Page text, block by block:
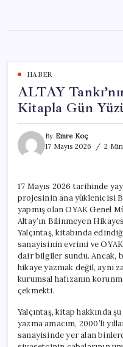
content
HABER
ALTAY
Kitapla Gün
By Emre Koç
17 Mayıs 2026
2
17 Mayıs 2026 tarihinde
projesinin ana yüklenicisi
yapmış olan OYAK Genel
Altay’ın Bilinmeyen
Yalçıntaş, kitabında
sanayisinin evrimi ve
dair bilgiler sundu. Ancak,
hikaye yazmak değil, aynı
kurumsal hafızanın
çekmekti.
Yalçıntaş, kitap hakkında
yazma amacım, 2000’li
sanayisinde yer alan